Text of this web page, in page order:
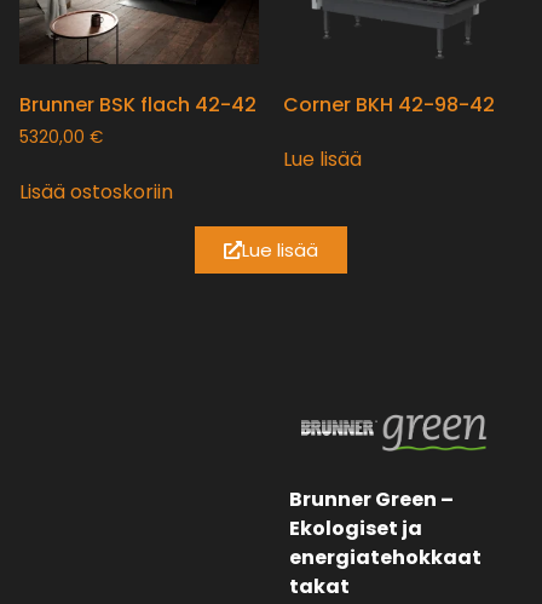
Brunner BSK flach 42-42
5320,00 €
Lisää ostoskoriin
Corner BKH 42-98-42
Lue lisää
Lue lisää
Brunner Green –
Ekologiset ja
energiatehokkaat
takat